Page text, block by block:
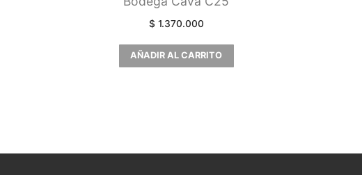
$ 1.370.000
AÑADIR AL CARRITO